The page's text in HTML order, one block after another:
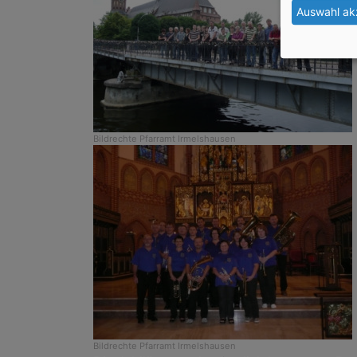
Bildrechte Pfarramt Irmelshausen
Bildrechte Pfarramt Irmelshausen
Auswahl